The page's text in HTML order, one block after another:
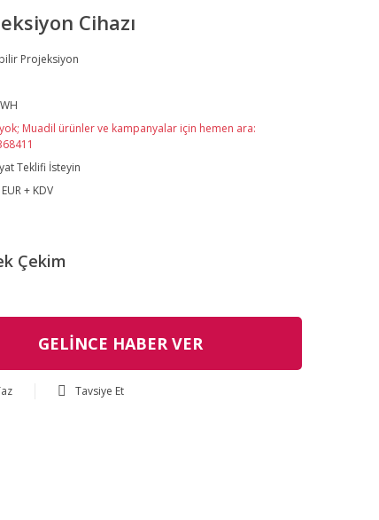
Cihazı
Projeksiyon
Muadil ürünler ve kampanyalar için hemen ara:
Teklifi İsteyin
+ KDV
Çekim
GELİNCE HABER VER
Tavsiye Et